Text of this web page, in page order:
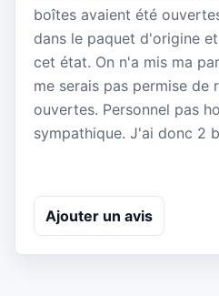
boîtes avaient été
dans le paquet d'origine
cet état. On n'a mis ma
me serais pas permise
ouvertes. Personnel pas
sympathique. J'ai donc 2
Ajouter un avis